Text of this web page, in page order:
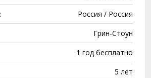
Россия / Россия
Грин-Стоун
1 год бесплатно
5 лет